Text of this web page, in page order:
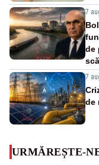
7
de
7
de
URMĂREȘTE-